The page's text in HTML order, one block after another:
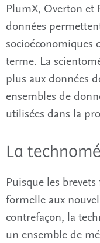
PlumX, Overton et
données
socioéconomiques
terme. La
plus aux données
ensembles de
utilisées dans la
La
Puisque les
formelle aux
contrefaçon, la
un ensemble de